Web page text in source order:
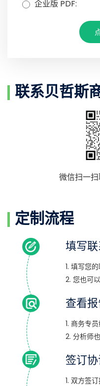
企业版 PDF:
联系贝哲斯
微信扫一
定制流程
填写
1. 填写您
2. 您也可
查看
1. 商务专
2. 分析师
签订
1. 双方签